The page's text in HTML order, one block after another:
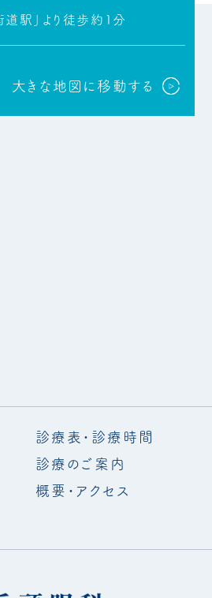
駅」より徒歩約1分
大きな地図に移動する
診療表・診療時間
診療のご案内
概要・アクセス